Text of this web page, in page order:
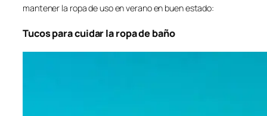
mantener la ropa de uso en verano en buen estado:
Tucos para cuidar la ropa de baño